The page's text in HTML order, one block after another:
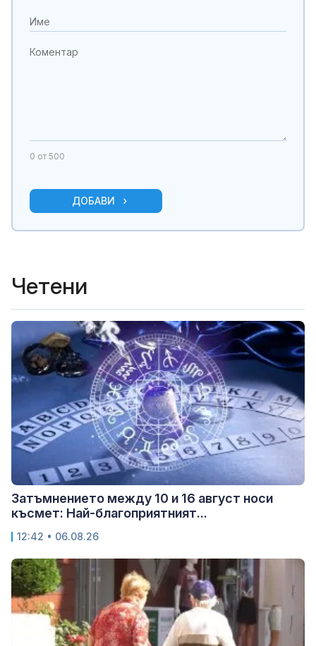
0 от 500
ДОБАВИ
Четени
Затъмнението между 10 и 16 август носи
късмет: Най-благоприятният...
12:42 • 06.08.26